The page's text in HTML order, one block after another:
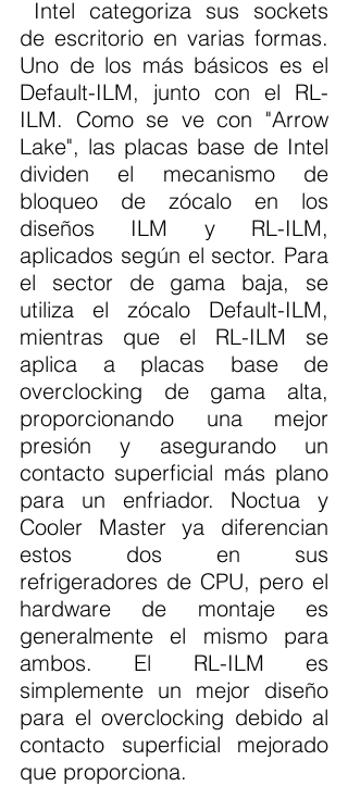
de escritorio en varias formas.
Uno de los más básicos es el
Default-ILM, junto con el RL-
ILM. Como se ve con "Arrow
Lake", las placas base de Intel
dividen el mecanismo de
bloqueo de zócalo en los
diseños ILM y RL-ILM,
aplicados según el sector. Para
el sector de gama baja, se
utiliza el zócalo Default-ILM,
mientras que el RL-ILM se
aplica a placas base de
overclocking de gama alta,
proporcionando una mejor
presión y asegurando un
contacto superficial más plano
para un enfriador. Noctua y
Cooler Master ya diferencian
estos dos en sus
refrigeradores de CPU, pero el
hardware de montaje es
generalmente el mismo para
ambos. El RL-ILM es
simplemente un mejor diseño
para el overclocking debido al
contacto superficial mejorado
que proporciona.